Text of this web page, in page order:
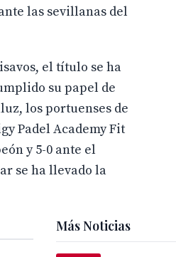
las sevillanas del
el título se ha
su papel de
los portuenses de
Padel Academy Fit
y 5-0 ante el
se ha llevado la
Más Noticias